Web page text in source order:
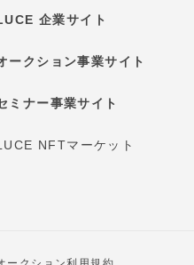
企業サイト
ークション事業サイト
ミナー事業サイト
NFTマーケット